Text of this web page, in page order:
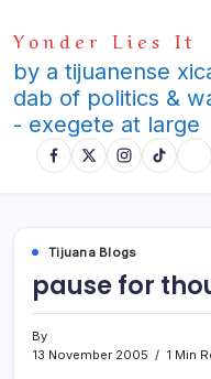
to
content
Yonder Lies It
by a tijuanense
dab of politics &
- exegete at large
Tijuana Blogs
pause for
By
13 November 2005
1 Min